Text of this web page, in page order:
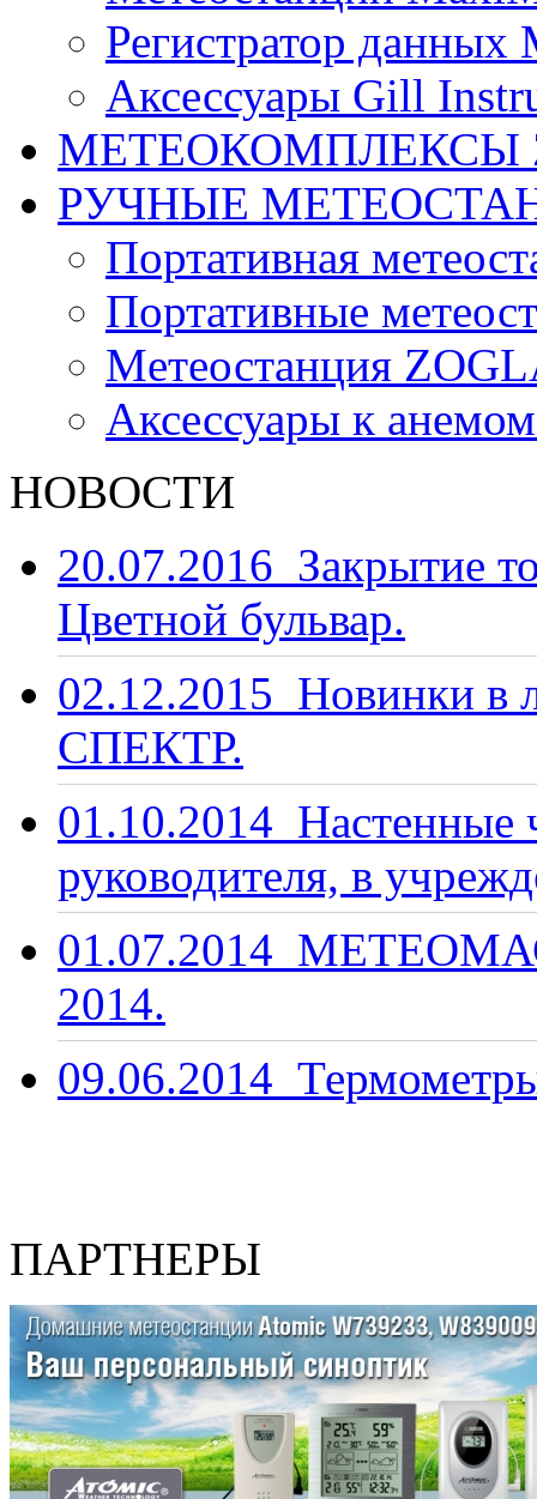
Регистратор данных
Аксессуары Gill
МЕТЕОКОМПЛЕКСЫ
РУЧНЫЕ
Портативная
Портативные
Mетеостанция
Аксессуары к
НОВОСТИ
20.07.2016 Закрытие
Цветной бульвар.
02.12.2015 Новинки в
СПЕКТР.
01.10.2014 Настенные
руководителя, в
01.07.2014
2014.
09.06.2014
ПАРТНЕРЫ